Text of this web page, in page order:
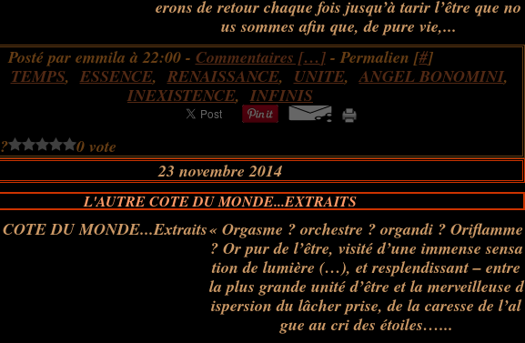
erons de retour chaque fois jusqu’à tarir l’être que no
us sommes afin que, de pure vie,...
Posté par emmila à 22:00 - Commentaires […]- Permalien [#]
TEMPS, ESSENCE, RENAISSANCE, UNITE,ANGEL BONOMINI,
INEXISTENCE,INFINIS
0 vote
23 novembre 2014
L'AUTRE COTE DU MONDE...EXTRAITS
« Orgasme ? orchestre ? organdi ? Oriflamme
? Or pur de l’être, visité d’une immense sensa
tion de lumière (…), et resplendissant – entre
la plus grande unité d’être et la merveilleuse d
ispersion du lâcher prise, de la caresse de l’al
gue au cri des étoiles…...